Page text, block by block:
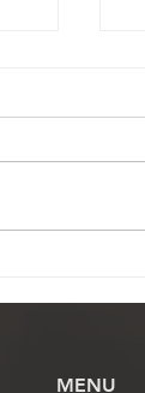
MENU